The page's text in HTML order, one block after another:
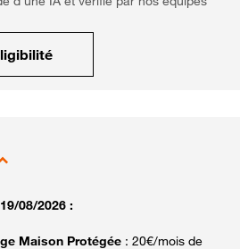
08/2026 :
Maison Protégée : 20€/mois de